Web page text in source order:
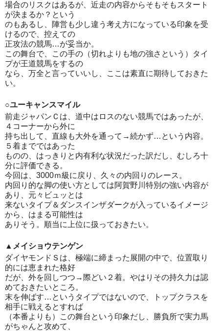
場合のリスクはあるが、近走の内容からそもそもスタート
が決まるか？という
のもあるし、陣営も少し違う考え方になっている印象を受
けるので、控えての
正攻法の競馬…が妥当か。
この舞台で、この手の（切れよりも地の強さという）タイ
プが王道競馬をするの
なら、万全と言っていいし、ここは素直に期待しておきた
い。
○ユーキャンスマイル
前走ジャパンＣは、道中はロスのない競馬ではあったが、
４コーナーから外に
持ち出して、直線も大外を通って→続かず…という内容。
５着までではあった
ものの、はっきりと内有利な状況だった訳だし、むしろ十
分に評価できる。
今回は、3000ｍ級に戻り、久々の内回りのレース。
内回り的な脚の使い方としては阿賀野川特別の強い内容が
あり、元々ビュッとは
来ないタイプ＆ダンスインザダークが入っているイメージ
から、はまる可能性は
ありそう。順当に上位に扱っておきたい。
▲メイショウテンゲン
ダイヤモンドＳは、極端に締まった展開の中で、位置取り
的には恵まれた格好
だが、外を回しつつ→際どい２着。やはりその持久力は認
めておきたいところ。
末を伸ばす…というタイプではないので、トップクラスを
相手に戦えるとすれば
（本番よりも）この舞台という印象だし、勝負所で実力馬
がちゃんと攻めて、